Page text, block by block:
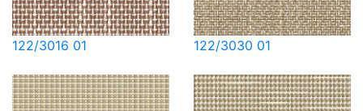
122/3016 01 122/3030 01